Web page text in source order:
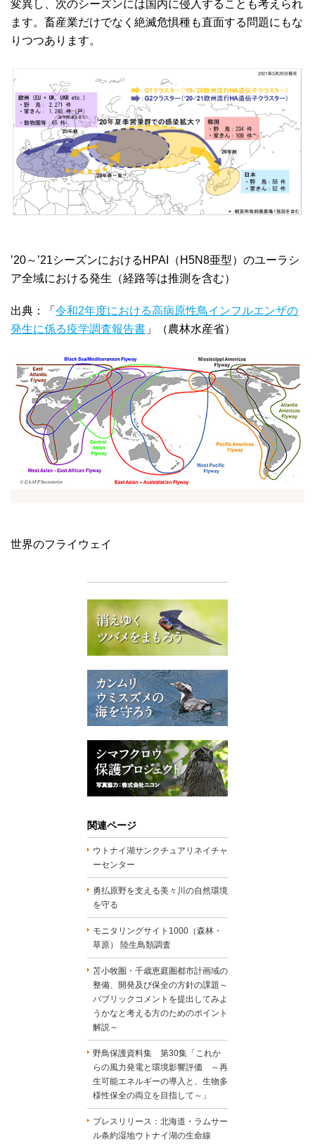
変異し、次のシーズンには国内に侵入することも考えられ
ます。畜産業だけでなく絶滅危惧種も直面する問題にもな
りつつあります。
’20～’21シーズンにおけるHPAI（H5N8亜型）のユーラシ
ア全域における発生（経路等は推測を含む）
出典：「 令和2年度における高病原性鳥インフルエンザの
発生に係る疫学調査報告書 」（農林水産省）
世界のフライウェイ
関連ページ
ウトナイ湖サンクチュアリネイチャ
ーセンター
勇払原野を支える美々川の自然環境
を守る
モニタリングサイト1000（森林・
草原） 陸生鳥類調査
苫小牧圏・千歳恵庭圏都市計画域の
整備、開発及び保全の方針の課題～
パブリックコメントを提出してみよ
うかなと考える方のためのポイント
解説～
野鳥保護資料集 第30集「これか
らの風力発電と環境影響評価 ～再
生可能エネルギーの導入と、生物多
様性保全の両立を目指して～」
プレスリリース：北海道・ラムサー
ル条約湿地ウトナイ湖の生命線